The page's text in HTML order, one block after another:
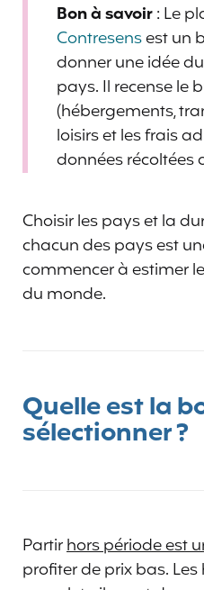
Bon à savoir: Le
Contresensest un
donner une idée
pays. Il recense le
(hébergements,
loisirs et les frais
données récoltées
Choisir les pays et la
chacun des pays est
commencer à estimer
du monde.
Quelle est la
sélectionner ?
Partirhors période est
profiter de prix bas.